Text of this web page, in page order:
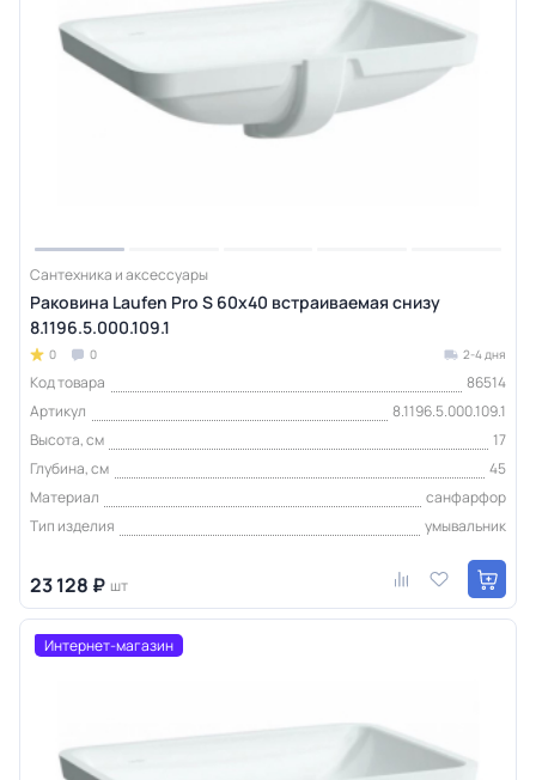
Сантехника и аксессуары
Раковина Laufen Pro S 60x40 встраиваемая снизу
8.1196.5.000.109.1
0 0 2-4 дня
Код товара
86514
Артикул
8.1196.5.000.109.1
Высота, см
17
Глубина, см
45
Материал
санфарфор
Тип изделия
умывальник
23 128 ₽ шт
Интернет-магазин